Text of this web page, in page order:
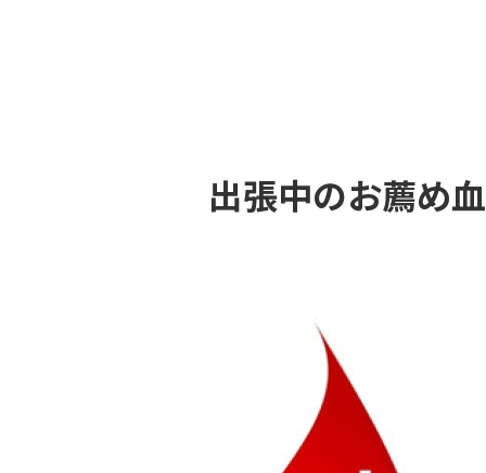
出張中のお薦め